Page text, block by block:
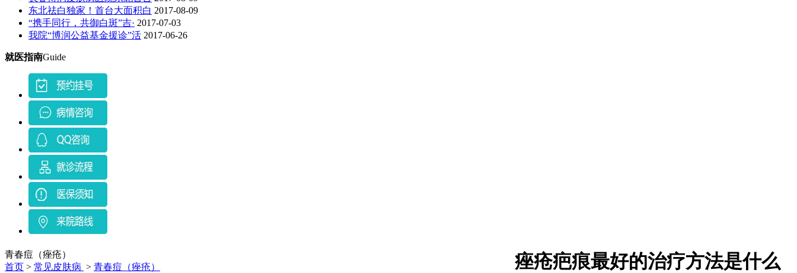
东北祛白独家！首台大面积白 2017-08-09
“携手同行，共御白斑”吉· 2017-07-03
我院“博润公益基金援诊”活 2017-06-26
就医指南Guide
青春痘（痤疮）
首页 > 常见皮肤病 > 青春痘（痤疮） 痤疮疤痕最好的治疗方法是什么